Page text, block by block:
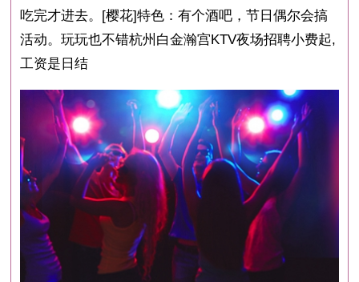
吃完才进去。[樱花]特色：有个酒吧，节日偶尔会搞
活动。玩玩也不错杭州白金瀚宫KTV夜场招聘小费起,
工资是日结